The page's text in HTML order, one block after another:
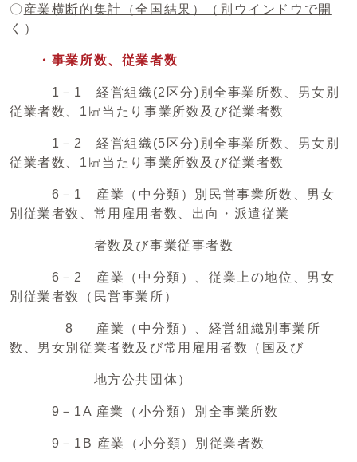
〇 産業横断的集計（全国結果）
（別ウインドウで開
く）
・事業所数、従業者数
1－1 経営組織(2区分)別全事業所数、男女別
従業者数、1㎢当たり事業所数及び従業者数
1－2 経営組織(5区分)別全事業所数、男女別
従業者数、1㎢当たり事業所数及び従業者数
6－1 産業（中分類）別民営事業所数、男女
別従業者数、常用雇用者数、出向・派遣従業
者数及び事業従事者数
6－2 産業（中分類）、従業上の地位、男女
別従業者数（民営事業所）
8 産業（中分類）、経営組織別事業所
数、男女別従業者数及び常用雇用者数（国及び
地方公共団体）
9－1A 産業（小分類）別全事業所数
9－1B 産業（小分類）別従業者数